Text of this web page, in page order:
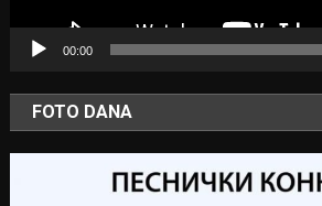
00:00
FOTO DANA